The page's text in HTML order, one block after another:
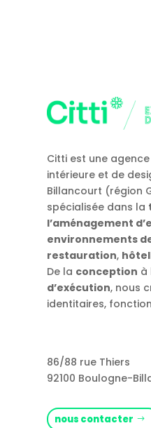
Citti est une
intérieure et de
Billancourt (région
spécialisée dans la
l’aménagement
environnements
restauration,
De la conception à
d’exécution, nous
identitaires,
86/88 rue Thiers
92100 Boulogne-
nous contacter